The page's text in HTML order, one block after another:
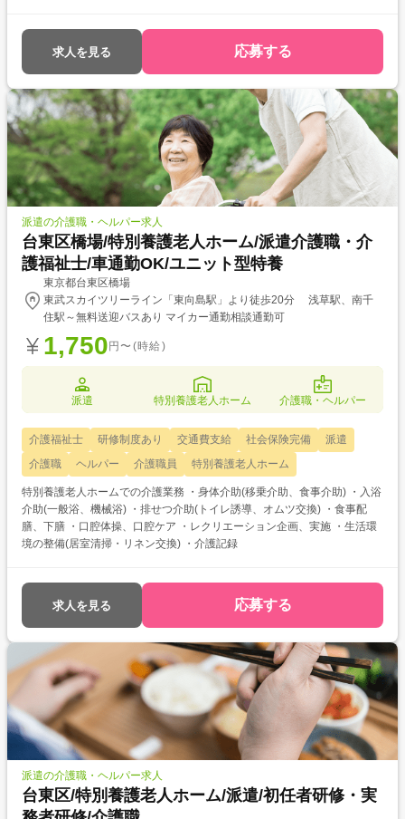
求人を見る 応募する
派遣の介護職・ヘルパー求人
台東区橋場/特別養護老人ホーム/派遣介護職・介
護福祉士/車通勤OK/ユニット型特養
東京都台東区橋場
東武スカイツリーライン「東向島駅」より徒歩20分 浅草駅、南千
住駅～無料送迎バスあり マイカー通勤相談通勤可
1,750 円〜(時給)
派遣 特別養護老人ホーム 介護職・ヘルパー
介護福祉士 研修制度あり 交通費支給 社会保険完備
派遣
介護職
ヘルパー 介護職員 特別養護老人ホーム
特別養護老人ホームでの介護業務 ・身体介助(移乗介助、食事介助) ・入浴
介助(一般浴、機械浴) ・排せつ介助(トイレ誘導、オムツ交換) ・食事配
膳、下膳 ・口腔体操、口腔ケア ・レクリエーション企画、実施 ・生活環
境の整備(居室清掃・リネン交換) ・介護記録
求人を見る 応募する
派遣の介護職・ヘルパー求人
台東区/特別養護老人ホーム/派遣/初任者研修・実